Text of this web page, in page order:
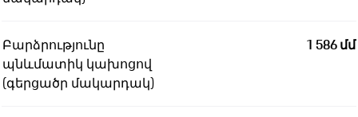
Բարձրությունը
պնևմատիկ կախոցով
(գերցածր մակարդակ)
1 586 մմ